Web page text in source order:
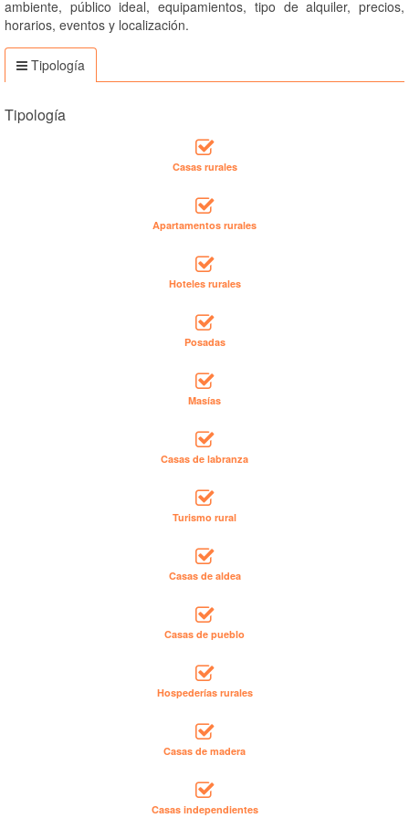
ambiente, público ideal, equipamientos, tipo de alquiler, precios,
horarios, eventos y localización.
Tipología
Tipología
Casas rurales
Apartamentos rurales
Hoteles rurales
Posadas
Masías
Casas de labranza
Turismo rural
Casas de aldea
Casas de pueblo
Hospederías rurales
Casas de madera
Casas independientes